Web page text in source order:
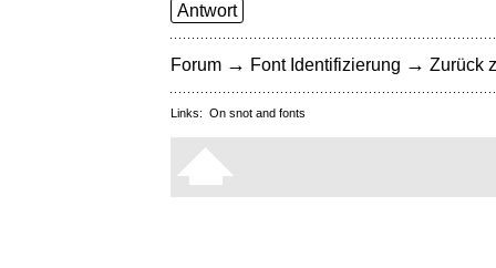
Antwort
Forum → Font Identifizierung → Zurück
Links: On snot and fonts